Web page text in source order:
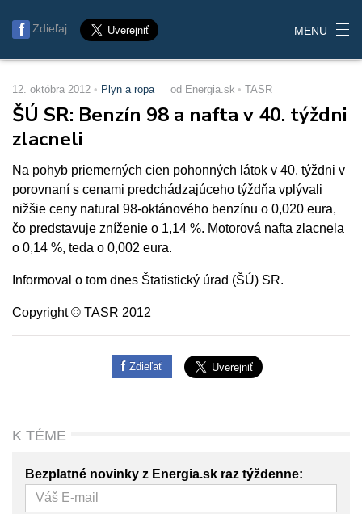
Zdieľaj MENU
12. októbra 2012 Plyn a ropa od Energia.sk TASR
ŠÚ SR: Benzín 98 a nafta v 40. týždni
zlacneli
Na pohyb priemerných cien pohonných látok v 40. týždni v
porovnaní s cenami predchádzajúceho týždňa vplývali
nižšie ceny natural 98-oktánového benzínu o 0,020 eura,
čo predstavuje zníženie o 1,14 %. Motorová nafta zlacnela
o 0,14 %, teda o 0,002 eura.
Informoval o tom dnes Štatistický úrad (ŠÚ) SR.
Copyright © TASR 2012
Zdieľať
K TÉME
Bezplatné novinky z Energia.sk raz týždenne: